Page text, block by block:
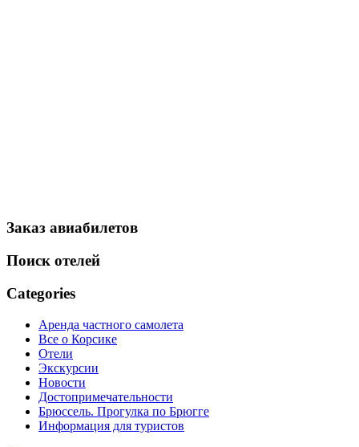
Заказ авиабилетов
Поиск отелей
Categories
Аренда частного самолета
Все о Корсике
Отели
Экскурсии
Новости
Достопримечательности
Брюссель. Прогулка по Брюгге
Информация для туристов